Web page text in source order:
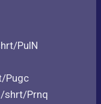
PulN
Pugc
shrt/Prnq